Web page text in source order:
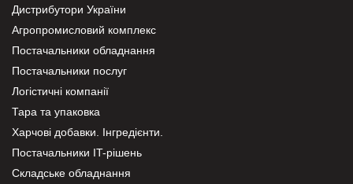
Дистрибутори України
Агропромисловий комплекс
Постачальники обладнання
Постачальники послуг
Логістичні компанії
Тара та упаковка
Харчові добавки. Інгредієнти.
Постачальники IT-рішень
Складське обладнання